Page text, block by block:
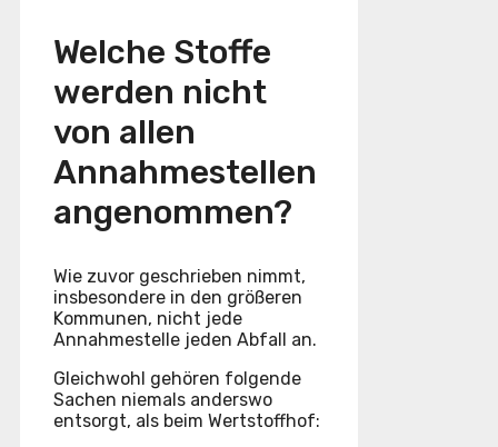
Welche Stoffe
werden nicht
von allen
Annahmestellen
angenommen?
Wie zuvor geschrieben nimmt,
insbesondere in den größeren
Kommunen, nicht jede
Annahmestelle jeden Abfall an.
Gleichwohl gehören folgende
Sachen niemals anderswo
entsorgt, als beim Wertstoffhof: